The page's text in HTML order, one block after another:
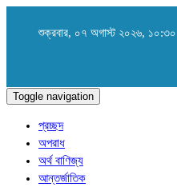
শুক্রবার, ০৭ অগাস্ট ২০২৬, ১০:৩০
Toggle navigation
প্রচ্ছদ
অপরাধ
অর্থ বাণিজ্য
আন্তর্জাতিক